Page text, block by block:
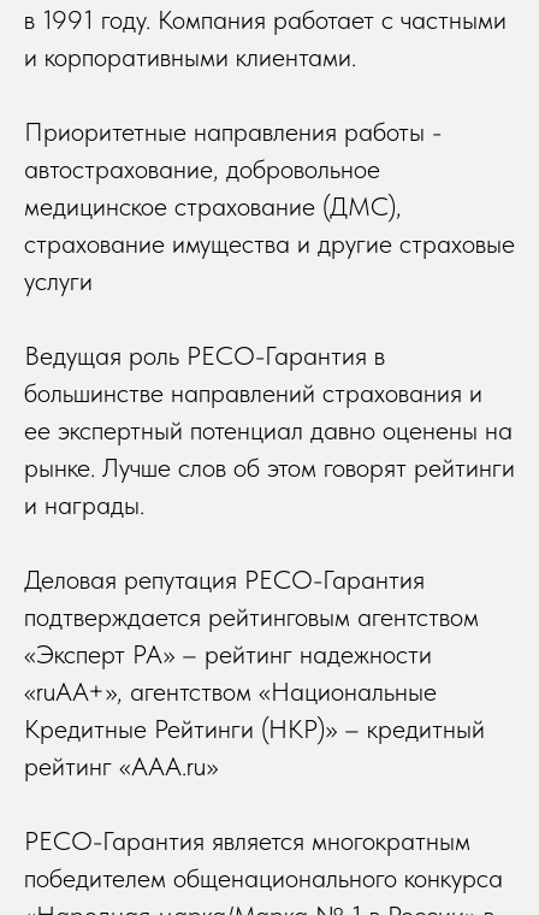
в 1991 году. Компания работает с частными
и корпоративными клиентами.
Приоритетные направления работы -
автострахование, добровольное
медицинское страхование (ДМС),
страхование имущества и другие страховые
услуги
Ведущая роль РЕСО-Гарантия в
большинстве направлений страхования и
ее экспертный потенциал давно оценены на
рынке. Лучше слов об этом говорят рейтинги
и награды.
Деловая репутация РЕСО-Гарантия
подтверждается рейтинговым агентством
«Эксперт РА» – рейтинг надежности
«ruAA+», агентством «Национальные
Кредитные Рейтинги (НКР)» – кредитный
рейтинг «ААА.ru»
РЕСО-Гарантия является многократным
победителем общенационального конкурса